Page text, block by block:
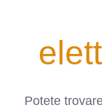
Potete